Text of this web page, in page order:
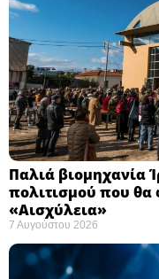
Παλιά βιομηχανία
πολιτισμού που θα
«Αισχύλεια» ​
7 Αυγούστου 2026